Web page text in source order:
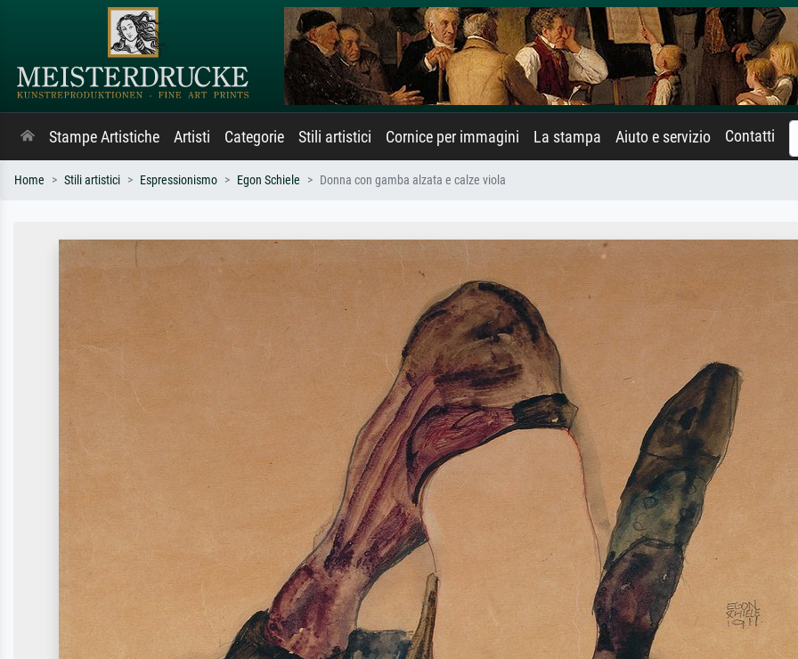
Stampe Artistiche Artisti Categorie Stili artistici Cornice per immagini La stampa Aiuto e servizio Contatti
Home Stili artistici Espressionismo Egon Schiele Donna con gamba alzata e calze viola